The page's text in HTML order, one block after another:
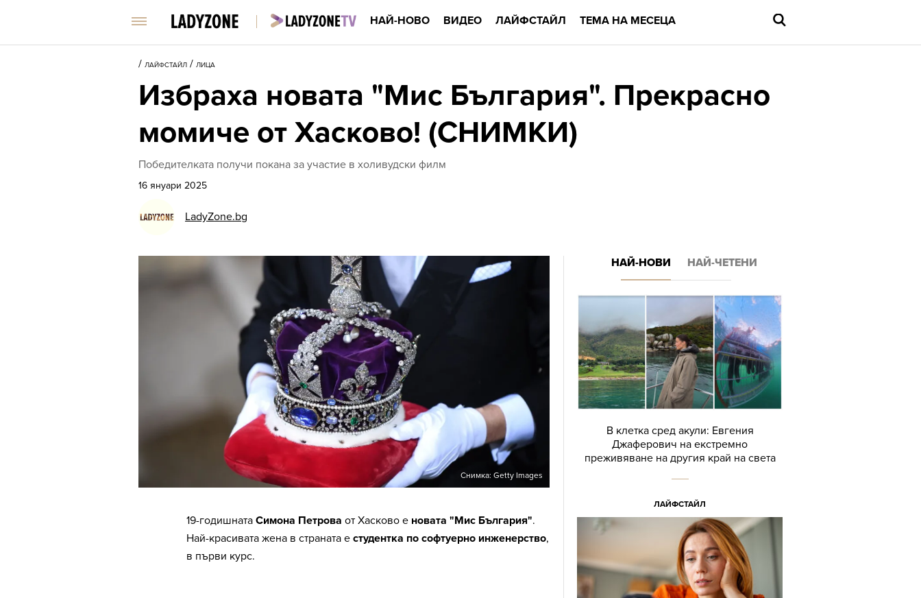
НАЙ-НОВО ВИДЕО ЛАЙФСТАЙЛ ТЕМА НА МЕСЕЦА
/ ЛАЙФСТАЙЛ / ЛИЦА
Избраха новата "Мис България". Прекрасно
момиче от Хасково! (СНИМКИ)
Победителката получи покана за участие в холивудски филм
16 януари 2025
LadyZone.bg
Снимка: Getty Images
19-годишната Симона Петрова от Хасково е новата "Мис България".
Най-красивата жена в страната е студентка по софтуерно инженерство,
в първи курс.
НАЙ-НОВИ НАЙ-ЧЕТЕНИ
В клетка сред акули: Евгения
Джаферович на екстремно
преживяване на другия край на света
ЛАЙФСТАЙЛ